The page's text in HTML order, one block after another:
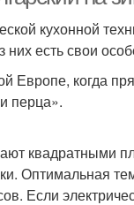
кухонной
есть свои
Европе, когда
перца».
квадратными
Оптимальная
Если